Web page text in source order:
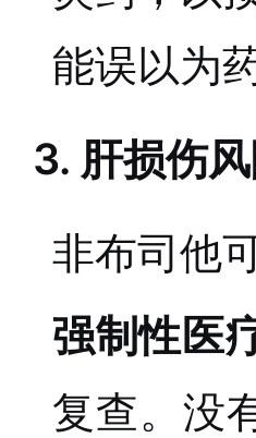
能误以为
3. 肝损伤
非布司他
强制性医
复查。没